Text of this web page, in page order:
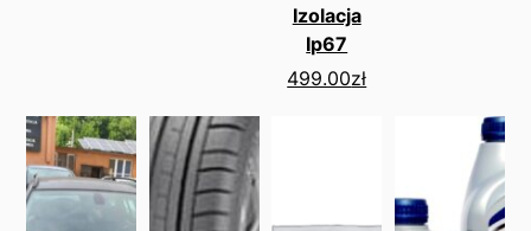
Izolacja
Ip67
499.00zł